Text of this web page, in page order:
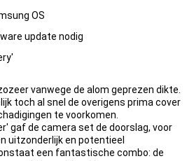
OS
update nodig
vanwege de alom geprezen dikte.
toch al snel de overigens prima cover
te voorkomen.
gaf de camera set de doorslag, voor
uitzonderlijk en potentieel
een fantastische combo: de